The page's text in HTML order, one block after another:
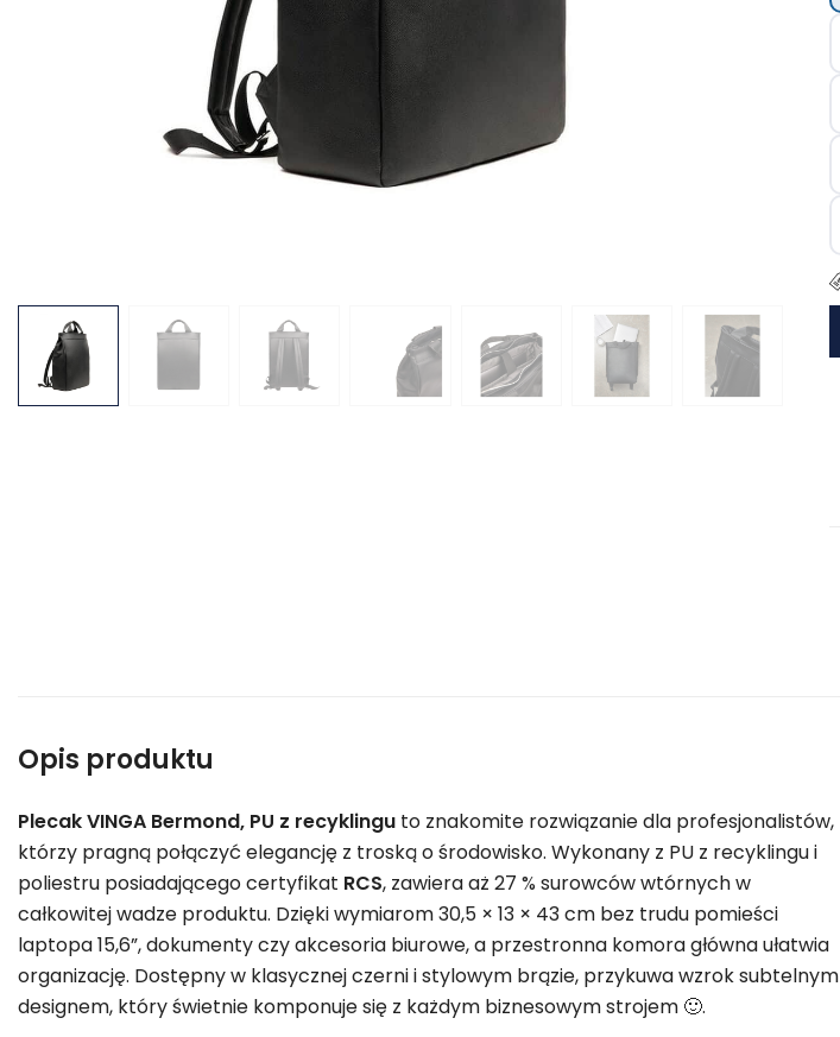
Opis produktu
Plecak VINGA Bermond, PU z recyklingu to znakomite rozwiązanie dla profesjonalistów,
którzy pragną połączyć elegancję z troską o środowisko. Wykonany z PU z recyklingu i
poliestru posiadającego certyfikat RCS, zawiera aż 27 % surowców wtórnych w
całkowitej wadze produktu. Dzięki wymiarom 30,5 × 13 × 43 cm bez trudu pomieści
laptopa 15,6”, dokumenty czy akcesoria biurowe, a przestronna komora główna ułatwia
organizację. Dostępny w klasycznej czerni i stylowym brązie, przykuwa wzrok subtelnym
designem, który świetnie komponuje się z każdym biznesowym strojem 🙂.